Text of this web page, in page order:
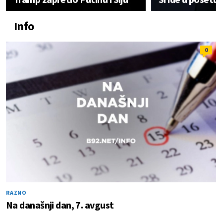
Info
0
RAZNO
Na današnji dan, 7. avgust